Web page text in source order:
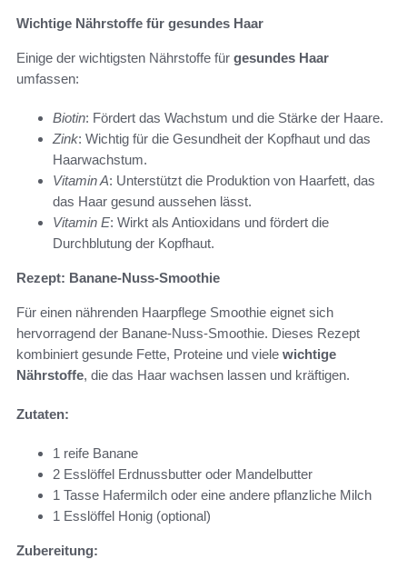
Wichtige Nährstoffe für gesundes Haar
Einige der wichtigsten Nährstoffe für gesundes Haar
umfassen:
Biotin: Fördert das Wachstum und die Stärke der Haare.
Zink: Wichtig für die Gesundheit der Kopfhaut und das
Haarwachstum.
Vitamin A: Unterstützt die Produktion von Haarfett, das
das Haar gesund aussehen lässt.
Vitamin E: Wirkt als Antioxidans und fördert die
Durchblutung der Kopfhaut.
Rezept: Banane-Nuss-Smoothie
Für einen nährenden Haarpflege Smoothie eignet sich
hervorragend der Banane-Nuss-Smoothie. Dieses Rezept
kombiniert gesunde Fette, Proteine und viele wichtige
Nährstoffe, die das Haar wachsen lassen und kräftigen.
Zutaten:
1 reife Banane
2 Esslöffel Erdnussbutter oder Mandelbutter
1 Tasse Hafermilch oder eine andere pflanzliche Milch
1 Esslöffel Honig (optional)
Zubereitung: